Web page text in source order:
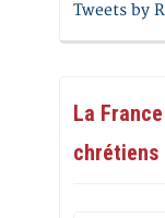
Tweets by
La
chrétiens